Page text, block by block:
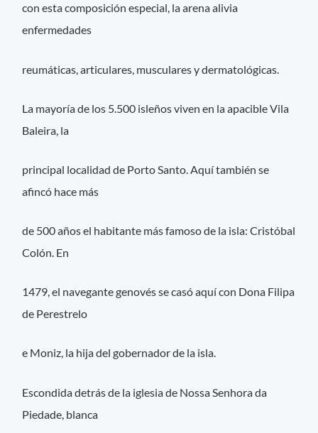
con esta composición especial, la arena alivia
enfermedades
reumáticas, articulares, musculares y dermatológicas.
La mayoría de los 5.500 isleños viven en la apacible Vila
Baleira, la
principal localidad de Porto Santo. Aquí también se
afincó hace más
de 500 años el habitante más famoso de la isla: Cristóbal
Colón. En
1479, el navegante genovés se casó aquí con Dona Filipa
de Perestrelo
e Moniz, la hija del gobernador de la isla.
Escondida detrás de la iglesia de Nossa Senhora da
Piedade, blanca